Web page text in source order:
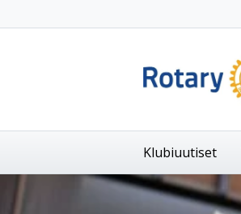
Klubiuutiset